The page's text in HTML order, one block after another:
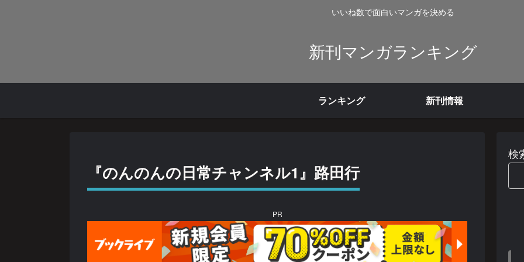
いいね数で面白いマンガを決める
新刊マンガランキング
ランキング 新刊情報
『のんのんの日常チャンネル1』路田行
PR
検